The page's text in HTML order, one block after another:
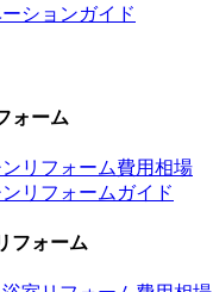
ションガイド
ォーム
リフォーム費用相場
リフォームガイド
フォーム